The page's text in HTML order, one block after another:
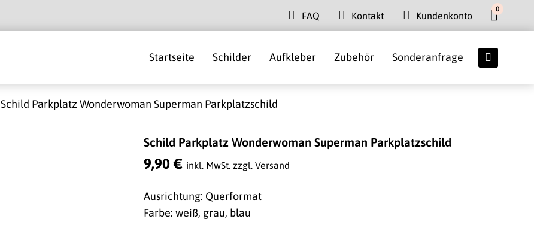
FAQ Kontakt Kundenkonto
0
Startseite Schilder Aufkleber Zubehör Sonderanfrage
Schild Parkplatz Wonderwoman Superman Parkplatzschild
Schild Parkplatz Wonderwoman Superman Parkplatzschild
9,90€ inkl. MwSt. zzgl. Versand
Ausrichtung: Querformat
Farbe: weiß, grau, blau